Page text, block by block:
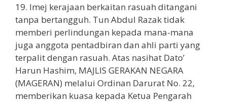
19. Imej kerajaan berkaitan rasuah ditangani
tanpa bertangguh. Tun Abdul Razak tidak
memberi perlindungan kepada mana-mana
juga anggota pentadbiran dan ahli parti yang
terpalit dengan rasuah. Atas nasihat Dato’
Harun Hashim, MAJLIS GERAKAN NEGARA
(MAGERAN) melalui Ordinan Darurat No. 22,
memberikan kuasa kepada Ketua Pengarah